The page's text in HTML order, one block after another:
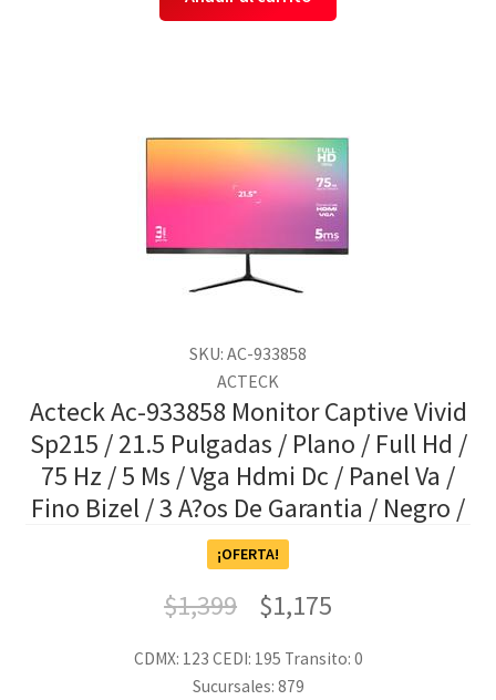
SKU: AC-933858
ACTECK
Acteck Ac-933858 Monitor Captive Vivid
Sp215 / 21.5 Pulgadas / Plano / Full Hd /
75 Hz / 5 Ms / Vga Hdmi Dc / Panel Va /
Fino Bizel / 3 A?os De Garantia / Negro /
¡OFERTA!
$1,399 $1,175
CDMX: 123 CEDI: 195 Transito: 0
Sucursales: 879